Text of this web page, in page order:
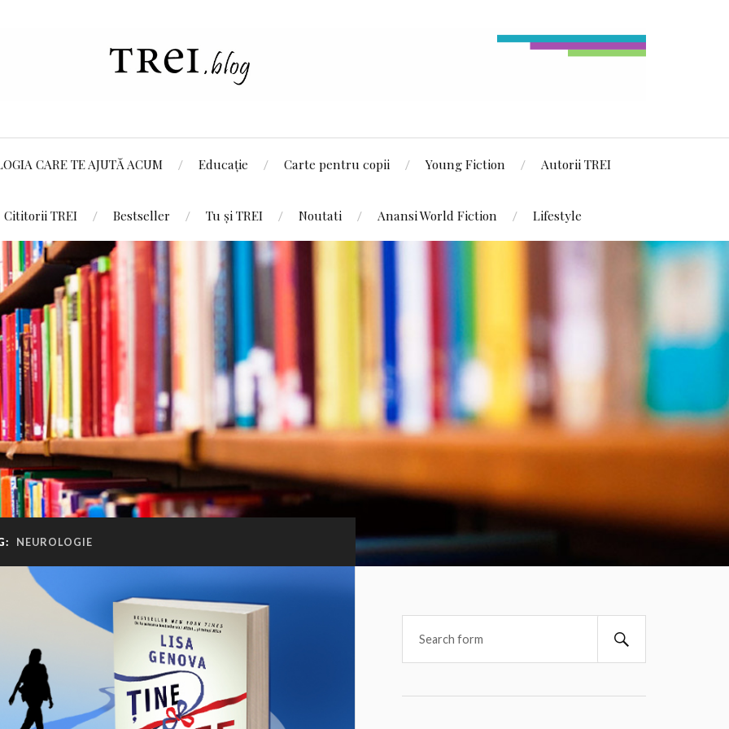
CARE TE AJUTĂ ACUM Educație Carte pentru copii Young Fiction Autorii TREI
Cititorii TREI Bestseller Tu și TREI Noutati Anansi World Fiction Lifestyle
NEUROLOGIE